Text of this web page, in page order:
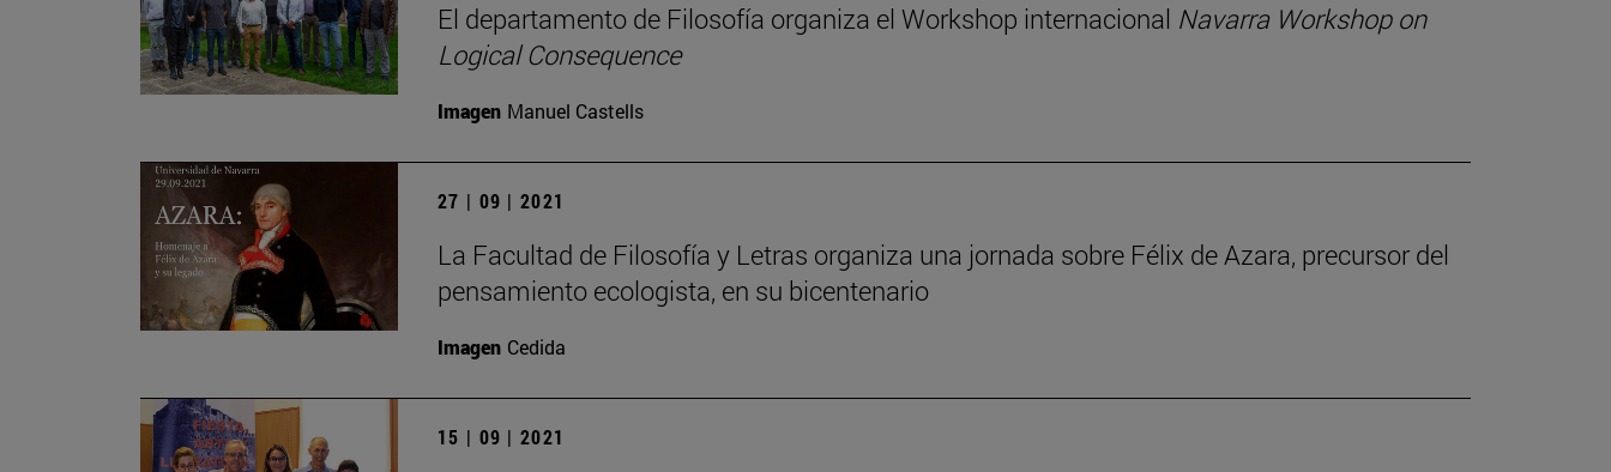
El departamento de Filosofía organiza el Workshop internacional Navarra Workshop on
Logical Consequence
Imagen Manuel Castells
27 | 09 | 2021
La Facultad de Filosofía y Letras organiza una jornada sobre Félix de Azara, precursor del
pensamiento ecologista, en su bicentenario
Imagen Cedida
15 | 09 | 2021